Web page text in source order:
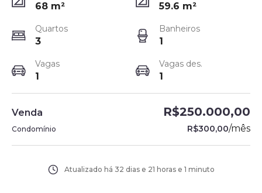
68 m² 59.6 m²
Quartos
3
Banheiros
1
Vagas
1
Vagas des.
1
Venda R$250.000,00
Condomínio R$300,00/mês
Atualizado há 32 dias e 21 horas e 1 minuto